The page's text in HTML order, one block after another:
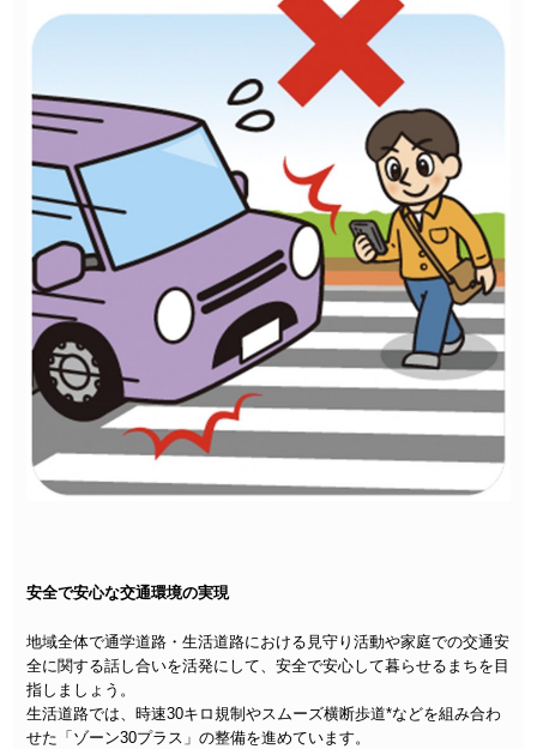
安全で安心な交通環境の実現
地域全体で通学道路・生活道路における見守り活動や家庭での交通安
全に関する話し合いを活発にして、安全で安心して暮らせるまちを目
指しましょう。
生活道路では、時速30キロ規制やスムーズ横断歩道*などを組み合わ
せた「ゾーン30プラス」の整備を進めています。